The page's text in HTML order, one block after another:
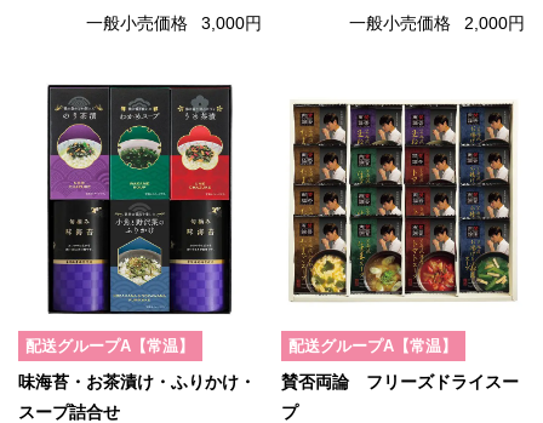
一般小売価格 3,000円 一般小売価格 2,000円
配送グループA【常温】
味海苔・お茶漬け・ふりかけ・
スープ詰合せ
配送グループA【常温】
賛否両論 フリーズドライスー
プ